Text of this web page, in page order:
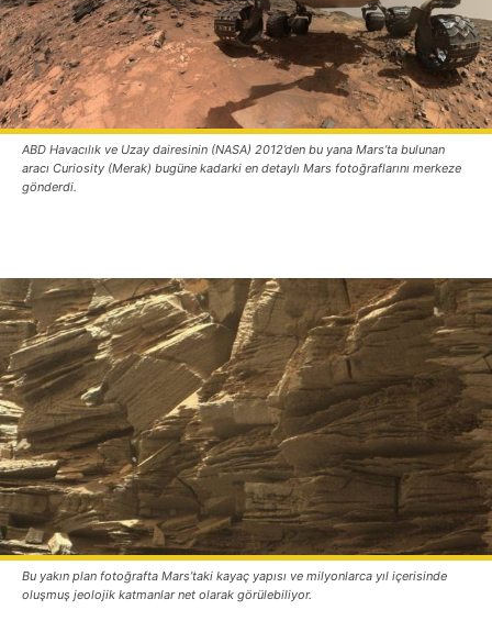
ABD Havacılık ve Uzay dairesinin (NASA) 2012’den bu yana Mars’ta bulunan
aracı Curiosity (Merak) bugüne kadarki en detaylı Mars fotoğraflarını merkeze
gönderdi.
Bu yakın plan fotoğrafta Mars’taki kayaç yapısı ve milyonlarca yıl içerisinde
oluşmuş jeolojik katmanlar net olarak görülebiliyor.